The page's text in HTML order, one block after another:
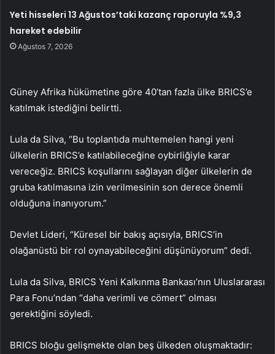
Yeti hisseleri 13 Ağustos’taki kazanç raporuyla %9,3
hareket edebilir
Ağustos 7, 2026
Güney Afrika hükümetine göre 40’tan fazla ülke BRICS’e
katılmak istediğini belirtti.
Lula da Silva, “Bu toplantıda muhtemelen hangi yeni
ülkelerin BRICS’e katılabileceğine oybirliğiyle karar
vereceğiz. BRICS koşullarını sağlayan diğer ülkelerin de
gruba katılmasına izin verilmesinin son derece önemli
olduğuna inanıyorum.”
Devlet Lideri, “Küresel bir bakış açısıyla, BRICS’in
olağanüstü bir rol oynayabileceğini düşünüyorum” dedi.
Lula da Silva, BRICS Yeni Kalkınma Bankası’nın Uluslararası
Para Fonu’ndan “daha verimli ve cömert” olması
gerektiğini söyledi.
BRICS bloğu gelişmekte olan beş ülkeden oluşmaktadır: